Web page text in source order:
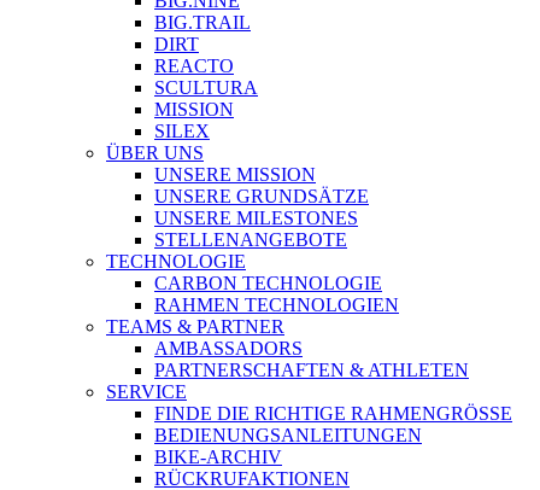
BIG.TRAIL
DIRT
REACTO
SCULTURA
MISSION
SILEX
ÜBER UNS
UNSERE MISSION
UNSERE GRUNDSÄTZE
UNSERE MILESTONES
STELLENANGEBOTE
TECHNOLOGIE
CARBON TECHNOLOGIE
RAHMEN TECHNOLOGIEN
TEAMS & PARTNER
AMBASSADORS
PARTNERSCHAFTEN & ATHLETEN
SERVICE
FINDE DIE RICHTIGE RAHMENGRÖSSE
BEDIENUNGSANLEITUNGEN
BIKE-ARCHIV
RÜCKRUFAKTIONEN